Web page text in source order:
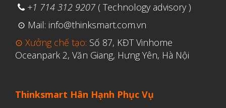
Y Tế
+1 714 312 9207 ( Technology advisory )
⊙ Mail: info@thinksmart.com.vn
⊙ Xưởng chế tạo: Số 87, KĐT Vinhome
Oceanpark 2, Văn Giang, Hưng Yên, Hà Nội
Thinksmart Hân Hạnh Phục Vụ